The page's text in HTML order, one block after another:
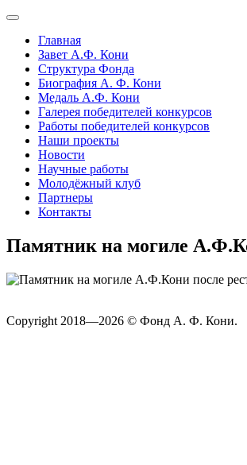
Главная
Завет А.Ф. Кони
Структура Фонда
Биография А. Ф. Кони
Медаль А.Ф. Кони
Галерея победителей конкурсов
Работы победителей конкурсов
Наши проекты
Новости
Научные работы
Молодёжный клуб
Партнеры
Контакты
Памятник на могиле
Copyright 2018—2026 © Фонд А. Ф. Кони.